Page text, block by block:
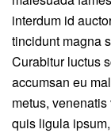
interdum id
tincidunt magna
Curabitur luctus
accumsan eu
metus,
quis ligula